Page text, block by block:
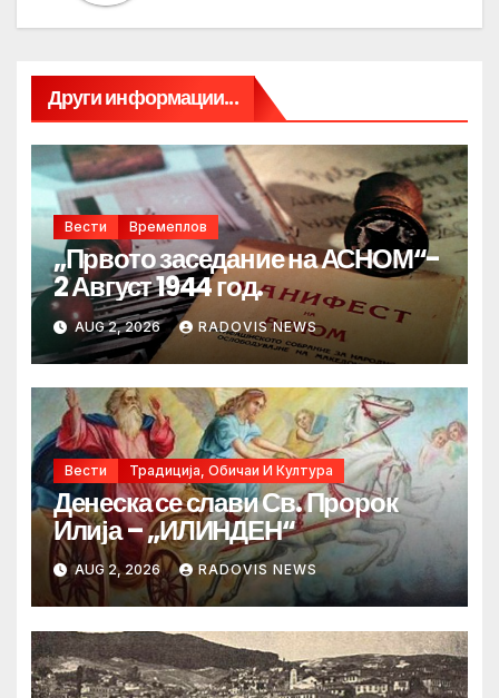
Други информации...
Вести Времеплов
„Првото заседание на АСНОМ“-
2 Август 1944 год.
AUG 2, 2026 RADOVIS NEWS
Вести Традиција, Обичаи И Култура
Денеска се слави Св. Пророк
Илија – „ИЛИНДЕН“
AUG 2, 2026 RADOVIS NEWS